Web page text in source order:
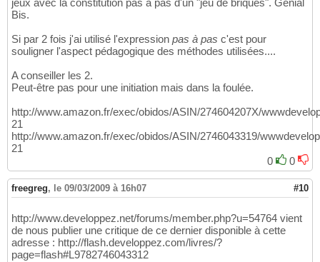
jeux avec la constitution pas à pas d'un "jeu de briques". Génial
Bis.
Si par 2 fois j'ai utilisé l'expression pas à pas c'est pour
souligner l'aspect pédagogique des méthodes utilisées....
A conseiller les 2.
Peut-être pas pour une initiation mais dans la foulée.
http://www.amazon.fr/exec/obidos/ASIN/274604207X/
21
http://www.amazon.fr/exec/obidos/ASIN/2746043319/
21
0
0
freegreg, le 09/03/2009 à 16h07 #10
http://www.developpez.net/forums/member.php?u=54764 vient
de nous publier une critique de ce dernier disponible à cette
adresse : http://flash.developpez.com/livres/?
page=flash#L9782746043312